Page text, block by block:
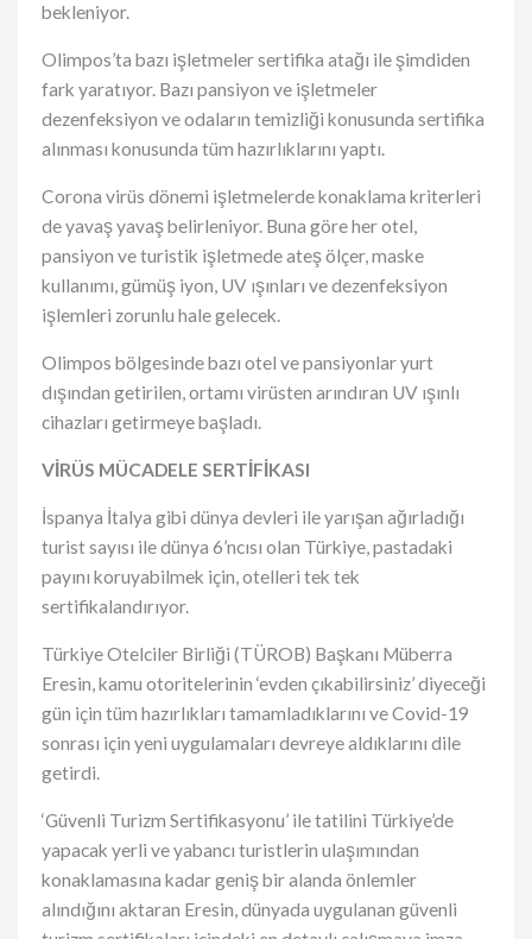
bekleniyor.
Olimpos’ta bazı işletmeler sertifika atağı ile şimdiden
fark yaratıyor. Bazı pansiyon ve işletmeler
dezenfeksiyon ve odaların temizliği konusunda sertifika
alınması konusunda tüm hazırlıklarını yaptı.
Corona virüs dönemi işletmelerde konaklama kriterleri
de yavaş yavaş belirleniyor. Buna göre her otel,
pansiyon ve turistik işletmede ateş ölçer, maske
kullanımı, gümüş iyon, UV ışınları ve dezenfeksiyon
işlemleri zorunlu hale gelecek.
Olimpos bölgesinde bazı otel ve pansiyonlar yurt
dışından getirilen, ortamı virüsten arındıran UV ışınlı
cihazları getirmeye başladı.
VİRÜS MÜCADELE SERTİFİKASI
İspanya İtalya gibi dünya devleri ile yarışan ağırladığı
turist sayısı ile dünya 6’ncısı olan Türkiye, pastadaki
payını koruyabilmek için, otelleri tek tek
sertifikalandırıyor.
Türkiye Otelciler Birliği (TÜROB) Başkanı Müberra
Eresin, kamu otoritelerinin ‘evden çıkabilirsiniz’ diyeceği
gün için tüm hazırlıkları tamamladıklarını ve Covid-19
sonrası için yeni uygulamaları devreye aldıklarını dile
getirdi.
‘Güvenli Turizm Sertifikasyonu’ ile tatilini Türkiye’de
yapacak yerli ve yabancı turistlerin ulaşımından
konaklamasına kadar geniş bir alanda önlemler
alındığını aktaran Eresin, dünyada uygulanan güvenli